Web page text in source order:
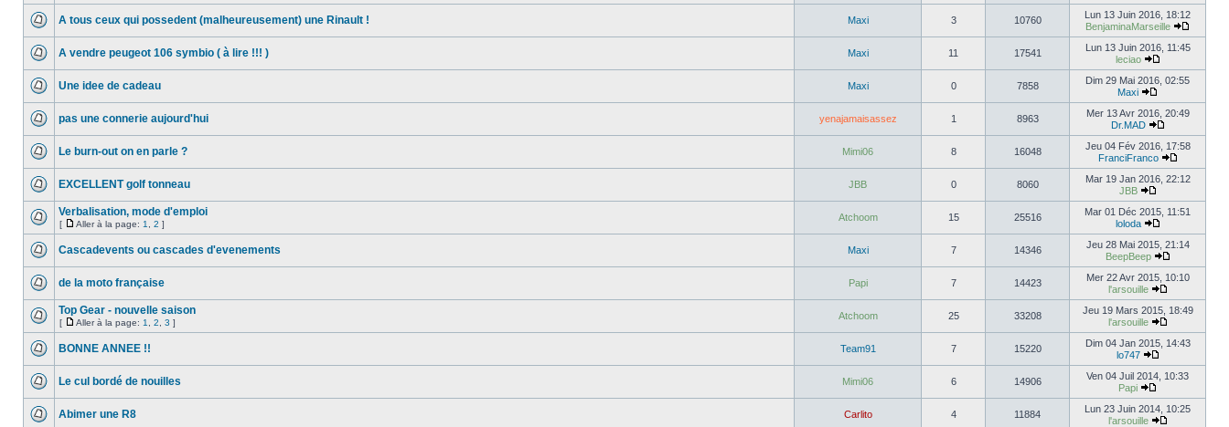
A tous ceux qui possedent (malheureusement) une Rinault ! Maxi 3 10760
Lun 13 Juin 2016, 18:12
BenjaminaMarseille
A vendre peugeot 106 symbio ( à lire !!! ) Maxi 11 17541
Lun 13 Juin 2016, 11:45
leciao
Une idee de cadeau Maxi 0 7858
Dim 29 Mai 2016, 02:55
Maxi
pas une connerie aujourd'hui yenajamaisassez 1 8963
Mer 13 Avr 2016, 20:49
Dr.MAD
Le burn-out on en parle ? Mimi06 8 16048
Jeu 04 Fév 2016, 17:58
FranciFranco
EXCELLENT golf tonneau JBB 0 8060
Mar 19 Jan 2016, 22:12
JBB
Verbalisation, mode d'emploi
[ Aller à la page: 1 2 ]
Atchoom 15 25516
Mar 01 Déc 2015, 11:51
loloda
Cascadevents ou cascades d'evenements Maxi 7 14346
Jeu 28 Mai 2015, 21:14
BeepBeep
de la moto française Papi 7 14423
Mer 22 Avr 2015, 10:10
l'arsouille
Top Gear - nouvelle saison
[ Aller à la page: 1 2 3 ]
Atchoom 25 33208
Jeu 19 Mars 2015, 18:49
l'arsouille
BONNE ANNEE !! Team91 7 15220
Dim 04 Jan 2015, 14:43
lo747
Le cul bordé de nouilles Mimi06 6 14906
Ven 04 Juil 2014, 10:33
Papi
Abimer une R8 Carlito 4 11884
Lun 23 Juin 2014, 10:25
l'arsouille